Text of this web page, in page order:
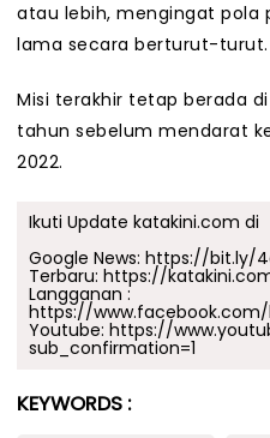
atau lebih, mengingat pola
lama secara berturut-turut.
Misi terakhir tetap berada
tahun sebelum mendarat
2022.
Ikuti Update katakini.com di
Google News: https://bit.ly/
Terbaru: https://
Langganan :
https://
Youtube: https://
sub_confirmation=1
KEYWORDS :